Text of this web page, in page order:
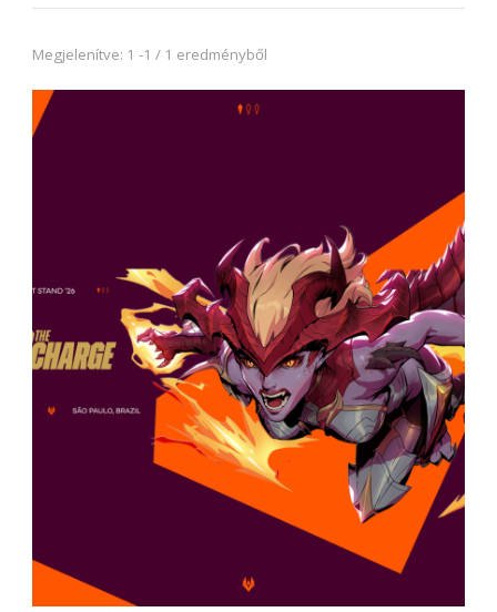
Megjelenítve: 1 -1 / 1 eredményből